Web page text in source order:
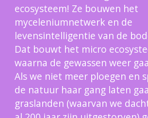
ecosysteem! Ze bouwen het
myceleniumnetwerk en de
levensintelligentie van de
Dat bouwt het micro
waarna de gewassen weer
Als we niet meer ploegen en
de natuur haar gang laten
graslanden (waarvan we